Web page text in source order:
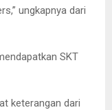
ungkapnya dari
SKT
keterangan dari